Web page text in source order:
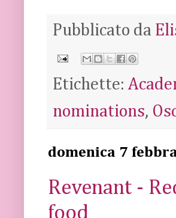
Pubblicato da
Etichette:
nominations,
domenica 7
Revenant -
food